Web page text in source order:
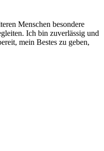
Menschen besondere
Ich bin zuverlässig und
mein Bestes zu geben,